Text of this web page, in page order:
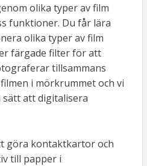
olika typer av film
funktioner. Du får lära
olika typer av film
färgade filter för att
tillsammans
i mörkrummet och vi
sätt att digitalisera
göra kontaktkartor och
till papper i